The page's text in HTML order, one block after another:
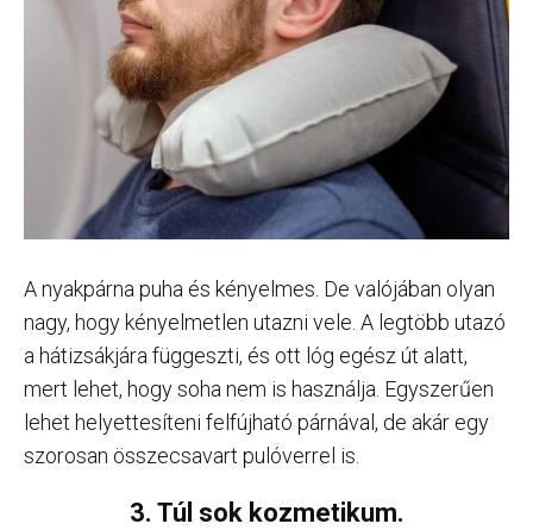
A nyakpárna puha és kényelmes. De valójában olyan
nagy, hogy kényelmetlen utazni vele. A legtöbb utazó
a hátizsákjára függeszti, és ott lóg egész út alatt,
mert lehet, hogy soha nem is használja. Egyszerűen
lehet helyettesíteni felfújható párnával, de akár egy
szorosan összecsavart pulóverrel is.
3. Túl sok kozmetikum.